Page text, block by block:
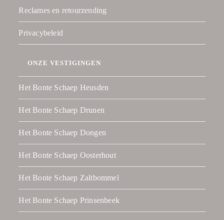
Reclames en retourzending
Privacybeleid
ONZE VESTIGINGEN
Het Bonte Schaep Heusden
Het Bonte Schaep Drunen
Het Bonte Schaep Dongen
Het Bonte Schaep Oosterhout
Het Bonte Schaep Zaltbommel
Het Bonte Schaep Prinsenbeek